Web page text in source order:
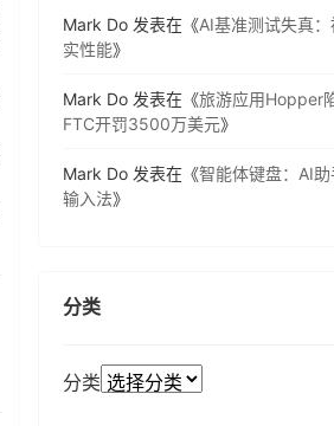
Mark Do 发表在《AI基准测试失真
实性能》
Mark Do 发表在《旅游应用Hopper
FTC开罚3500万美元》
Mark Do 发表在《智能体键盘：AI
输入法》
分类
分类